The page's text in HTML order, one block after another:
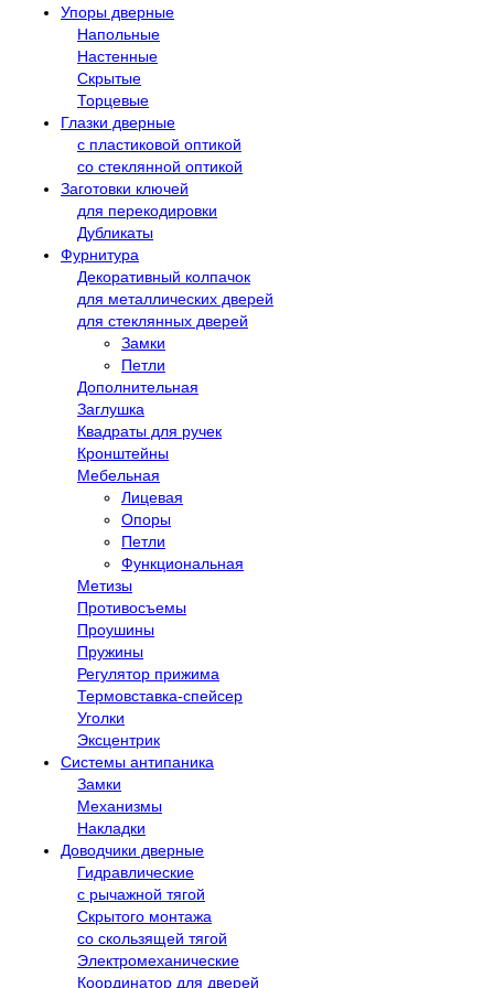
Упоры дверные
Напольные
Настенные
Скрытые
Торцевые
Глазки дверные
с пластиковой оптикой
со стеклянной оптикой
Заготовки ключей
для перекодировки
Дубликаты
Фурнитура
Декоративный колпачок
для металлических дверей
для стеклянных дверей
Замки
Петли
Дополнительная
Заглушка
Квадраты для ручек
Кронштейны
Мебельная
Лицевая
Опоры
Петли
Функциональная
Метизы
Противосъемы
Проушины
Пружины
Регулятор прижима
Термовставка-спейсер
Уголки
Эксцентрик
Системы антипаника
Замки
Механизмы
Накладки
Доводчики дверные
Гидравлические
с рычажной тягой
Скрытого монтажа
со скользящей тягой
Электромеханические
Координатор для дверей